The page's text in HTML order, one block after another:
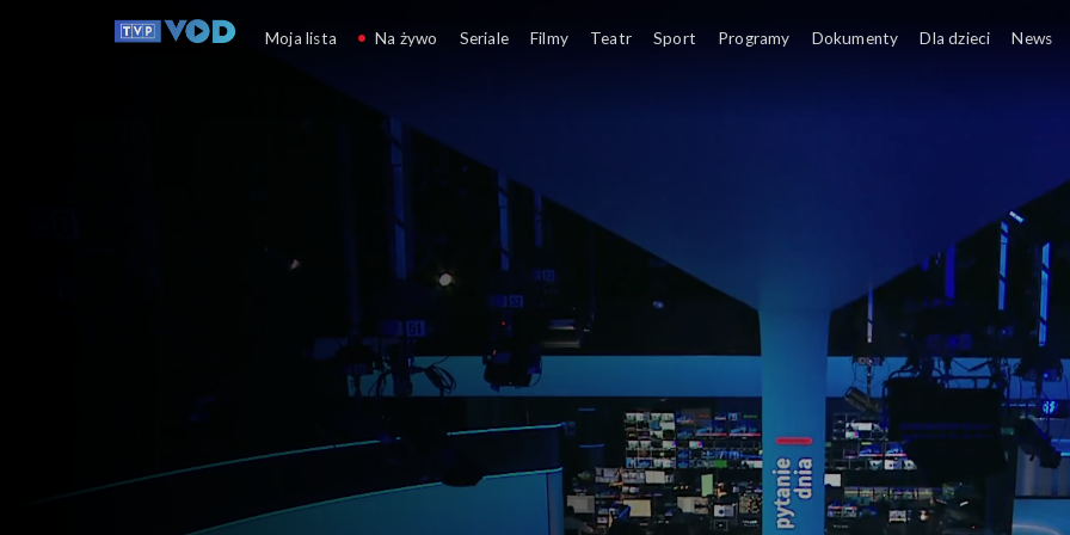
Pytanie dnia
Moja lista Na żywo Seriale Filmy Teatr Sport Programy Dokumenty Dla dzieci News